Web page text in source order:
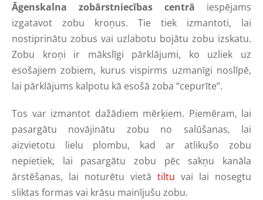
Āgenskalna zobārstniecības centrā iespējams
izgatavot zobu kroņus. Tie tiek izmantoti, lai
nostiprinātu zobus vai uzlabotu bojātu zobu izskatu.
Zobu kroņi ir mākslīgi pārklājumi, ko uzliek uz
esošajiem zobiem, kurus vispirms uzmanīgi noslīpē,
lai pārklājums kalpotu kā esošā zoba “cepurīte”.
Tos var izmantot dažādiem mērķiem. Piemēram, lai
pasargātu novājinātu zobu no salūšanas, lai
aizvietotu lielu plombu, kad ar atlikušo zobu
nepietiek, lai pasargātu zobu pēc sakņu kanāla
ārstēšanas, lai noturētu vietā tiltu vai lai nosegtu
sliktas formas vai krāsu mainījušu zobu.